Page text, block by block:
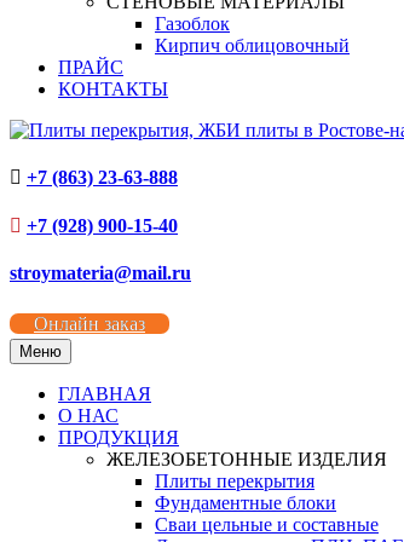
Газоблок
Кирпич облицовочный
ПРАЙС
КОНТАКТЫ
+7 (863) 23-63-888
+7 (928) 900-15-40
stroymateria@mail.ru
Онлайн заказ
Меню
ГЛАВНАЯ
О НАС
ПРОДУКЦИЯ
ЖЕЛЕЗОБЕТОННЫЕ ИЗДЕЛИЯ
Плиты перекрытия
Фундаментные блоки
Сваи цельные и составные